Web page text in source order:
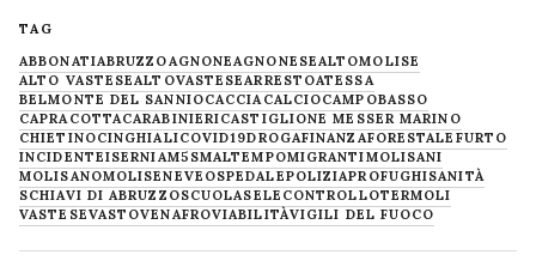
TAG
ABBONATIABRUZZOAGNONEAGNONESEALTOMOLISE
ALTO VASTESEALTOVASTESEARRESTOATESSA
BELMONTE DEL SANNIOCACCIACALCIOCAMPOBASSO
CAPRACOTTACARABINIERICASTIGLIONE MESSER MARINO
CHIETINOCINGHIALICOVID19DROGAFINANZAFORESTALE FURTO
INCIDENTEISERNIAM5SMALTEMPOMIGRANTIMOLISANI
MOLISANOMOLISENEVE OSPEDALEPOLIZIAPROFUGHISANITÀ
SCHIAVI DI ABRUZZOSCUOLASELECONTROLLOTERMOLI
VASTESEVASTOVENAFROVIABILITÀVIGILI DEL FUOCO